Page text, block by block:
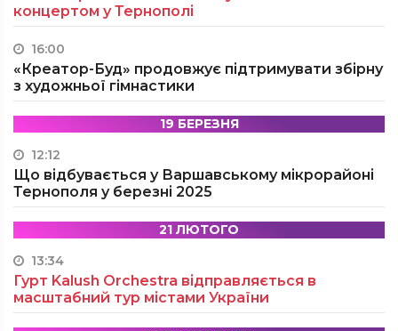
концертом у Тернополі
16:00
«Креатор-Буд» продовжує підтримувати збірну
з художньої гімнастики
19 БЕРЕЗНЯ
12:12
Що відбувається у Варшавському мікрорайоні
Тернополя у березні 2025
21 ЛЮТОГО
13:34
Гурт Kalush Orchestra відправляється в
масштабний тур містами України